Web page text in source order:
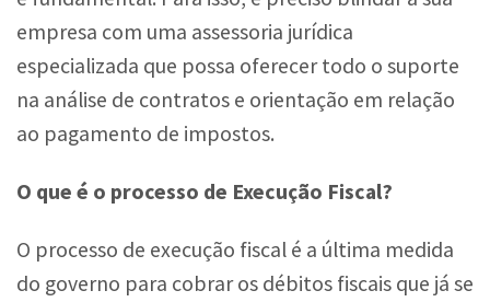
empresa com uma assessoria jurídica
especializada que possa oferecer todo o suporte
na análise de contratos e orientação em relação
ao pagamento de impostos.
O que é o processo de Execução Fiscal?
O processo de execução fiscal é a última medida
do governo para cobrar os débitos fiscais que já se